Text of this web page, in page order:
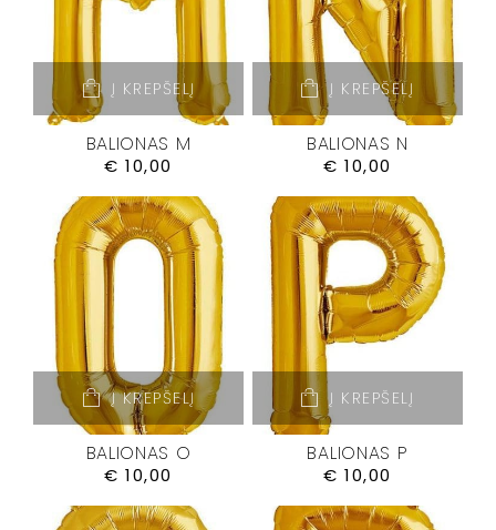
Į KREPŠELĮ
BALIONAS M
€ 10,00
Į KREPŠELĮ
BALIONAS N
€ 10,00
Į KREPŠELĮ
BALIONAS O
€ 10,00
Į KREPŠELĮ
BALIONAS P
€ 10,00